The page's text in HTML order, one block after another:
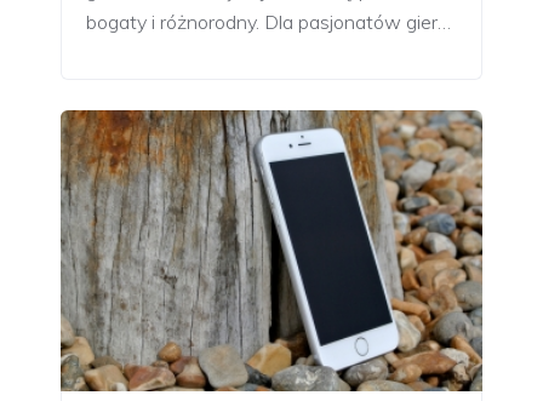
bogaty i różnorodny. Dla pasjonatów gier…